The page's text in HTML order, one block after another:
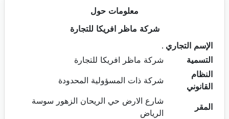
معلومات حول
شركة ماظر افريكا للتجارة
الإسم التجاري .
التسمية
شركة ماظر افريكا للتجارة
النظام
القانوني
شركة ذات المسؤولية المحدودة
المقر
شارع الارض حي الريحان الزهور سوسة
الرياض